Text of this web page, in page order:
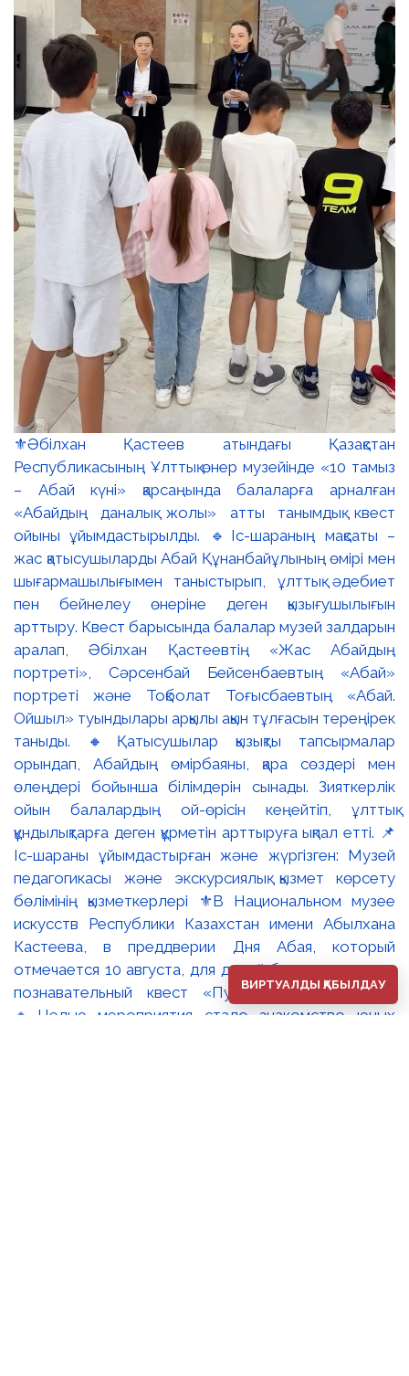
⚜️Әбілхан Қастеев атындағы Қазақстан
Республикасының Ұлттық өнер музейінде «10 тамыз
– Абай күні» қарсаңында балаларға арналған
«Абайдың даналық жолы» атты танымдық квест
ойыны ұйымдастырылды. 🔹Іс-шараның мақсаты –
жас қатысушыларды Абай Құнанбайұлының өмірі мен
шығармашылығымен таныстырып, ұлттық әдебиет
пен бейнелеу өнеріне деген қызығушылығын
арттыру. Квест барысында балалар музей залдарын
аралап, Әбілхан Қастеевтің «Жас Абайдың
портреті», Сәрсенбай Бейсенбаевтың «Абай»
портреті және Тоқболат Тоғысбаевтың «Абай.
Ойшыл» туындылары арқылы ақын тұлғасын тереңірек
таныды. 🔸Қатысушылар қызықты тапсырмалар
орындап, Абайдың өмірбаяны, қара сөздері мен
өлеңдері бойынша білімдерін сынады. Зияткерлік
ойын балалардың ой-өрісін кеңейтіп, ұлттық
құндылықтарға деген құрметін арттыруға ықпал етті. 📌
Іс-шараны ұйымдастырған және жүргізген: Музей
педагогикасы және экскурсиялық қызмет көрсету
бөлімінің қызметкерлері ⚜️В Национальном музее
искусств Республики Казахстан имени Абылхана
Кастеева, в преддверии Дня Абая, который
отмечается 10 августа, для детей был организован
познавательный квест «Путь мудрости Абая».
🔹Целью мероприятия стало знакомство юных
ВИРТУАЛДЫ ҚАБЫЛДАУ